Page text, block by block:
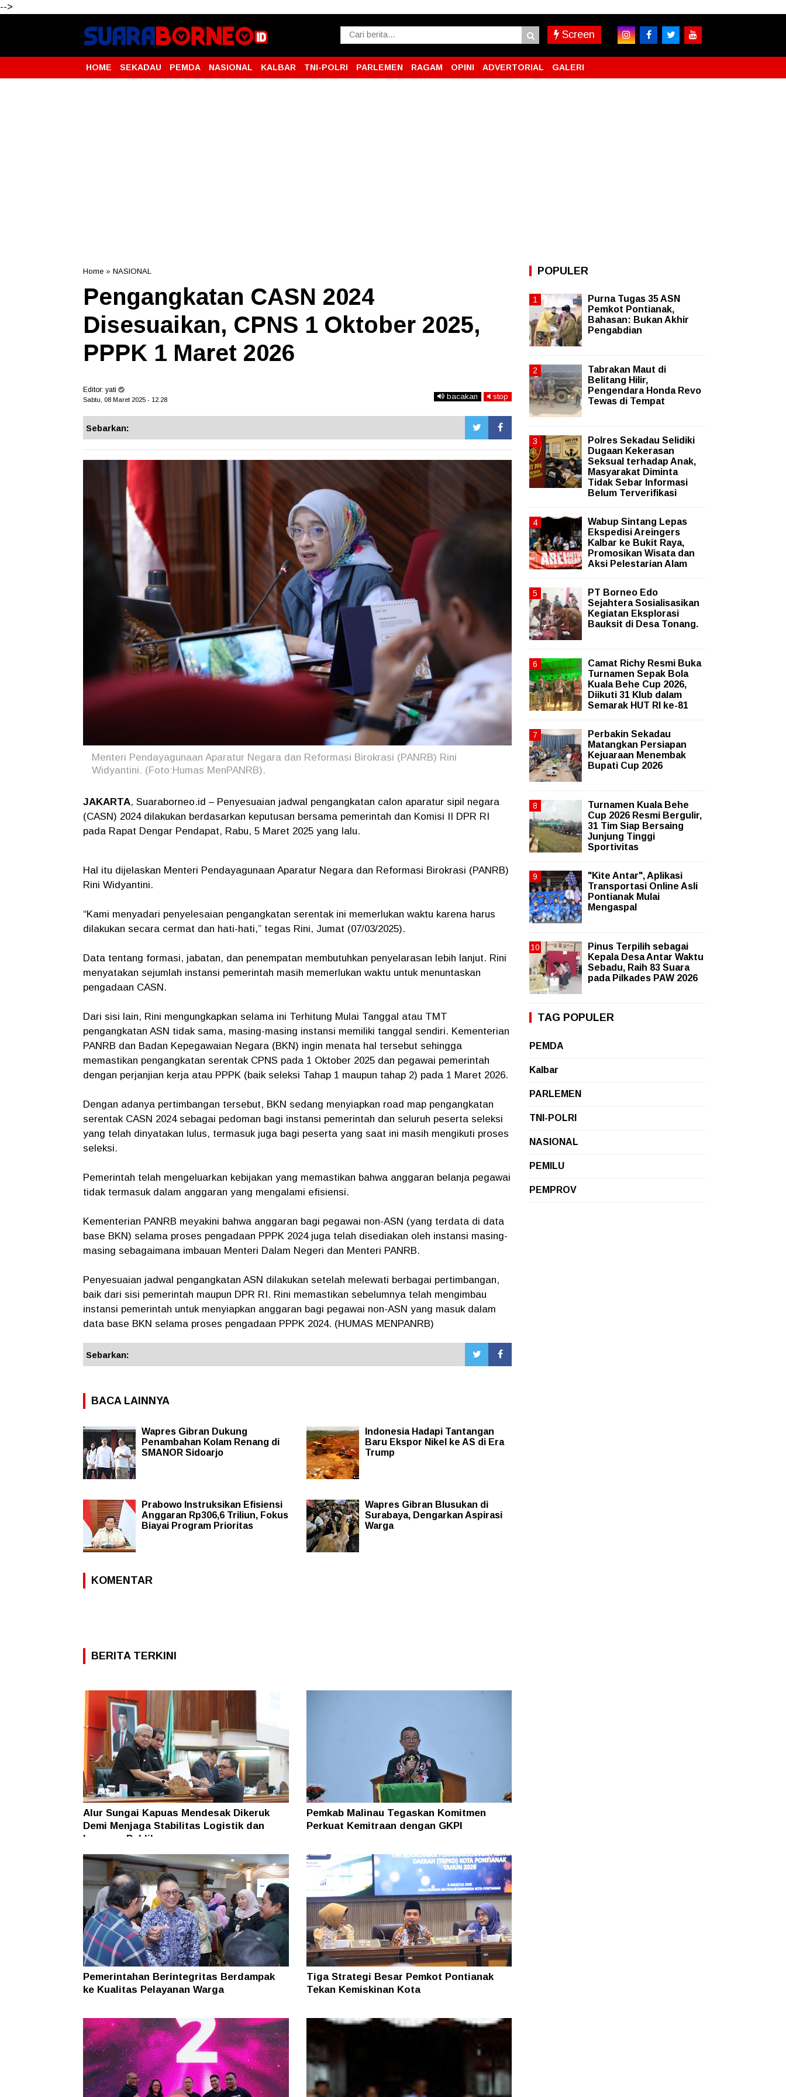
-->
Screen
HOME SEKADAU PEMDA NASIONAL KALBAR TNI-POLRI PARLEMEN RAGAM OPINI ADVERTORIAL GALERI
Home » NASIONAL
Pengangkatan CASN 2024
Disesuaikan, CPNS 1 Oktober 2025,
PPPK 1 Maret 2026
Editor: yati
Sabtu, 08 Maret 2025 - 12.28 bacakan stop
Sebarkan:
Menteri Pendayagunaan Aparatur Negara dan Reformasi Birokrasi (PANRB) Rini
Widyantini. (Foto:Humas MenPANRB).
JAKARTA, Suaraborneo.id – Penyesuaian jadwal pengangkatan calon aparatur sipil negara
(CASN) 2024 dilakukan berdasarkan keputusan bersama pemerintah dan Komisi II DPR RI
pada Rapat Dengar Pendapat, Rabu, 5 Maret 2025 yang lalu.
Hal itu dijelaskan Menteri Pendayagunaan Aparatur Negara dan Reformasi Birokrasi (PANRB)
Rini Widyantini.
“Kami menyadari penyelesaian pengangkatan serentak ini memerlukan waktu karena harus
dilakukan secara cermat dan hati-hati,” tegas Rini, Jumat (07/03/2025).
Data tentang formasi, jabatan, dan penempatan membutuhkan penyelarasan lebih lanjut. Rini
menyatakan sejumlah instansi pemerintah masih memerlukan waktu untuk menuntaskan
pengadaan CASN.
Dari sisi lain, Rini mengungkapkan selama ini Terhitung Mulai Tanggal atau TMT
pengangkatan ASN tidak sama, masing-masing instansi memiliki tanggal sendiri. Kementerian
PANRB dan Badan Kepegawaian Negara (BKN) ingin menata hal tersebut sehingga
memastikan pengangkatan serentak CPNS pada 1 Oktober 2025 dan pegawai pemerintah
dengan perjanjian kerja atau PPPK (baik seleksi Tahap 1 maupun tahap 2) pada 1 Maret 2026.
Dengan adanya pertimbangan tersebut, BKN sedang menyiapkan road map pengangkatan
serentak CASN 2024 sebagai pedoman bagi instansi pemerintah dan seluruh peserta seleksi
yang telah dinyatakan lulus, termasuk juga bagi peserta yang saat ini masih mengikuti proses
seleksi.
Pemerintah telah mengeluarkan kebijakan yang memastikan bahwa anggaran belanja pegawai
tidak termasuk dalam anggaran yang mengalami efisiensi.
Kementerian PANRB meyakini bahwa anggaran bagi pegawai non-ASN (yang terdata di data
base BKN) selama proses pengadaan PPPK 2024 juga telah disediakan oleh instansi masing-
masing sebagaimana imbauan Menteri Dalam Negeri dan Menteri PANRB.
Penyesuaian jadwal pengangkatan ASN dilakukan setelah melewati berbagai pertimbangan,
baik dari sisi pemerintah maupun DPR RI. Rini memastikan sebelumnya telah mengimbau
instansi pemerintah untuk menyiapkan anggaran bagi pegawai non-ASN yang masuk dalam
data base BKN selama proses pengadaan PPPK 2024. (HUMAS MENPANRB)
Sebarkan:
BACA LAINNYA
Wapres Gibran Dukung
Penambahan Kolam Renang di
SMANOR Sidoarjo
Indonesia Hadapi Tantangan
Baru Ekspor Nikel ke AS di Era
Trump
Prabowo Instruksikan Efisiensi
Anggaran Rp306,6 Triliun, Fokus
Biayai Program Prioritas
Wapres Gibran Blusukan di
Surabaya, Dengarkan Aspirasi
Warga
KOMENTAR
BERITA TERKINI
Alur Sungai Kapuas Mendesak Dikeruk
Demi Menjaga Stabilitas Logistik dan
Layanan Publik
Pemkab Malinau Tegaskan Komitmen
Perkuat Kemitraan dengan GKPI
Pemerintahan Berintegritas Berdampak
ke Kualitas Pelayanan Warga
Tiga Strategi Besar Pemkot Pontianak
Tekan Kemiskinan Kota
POPULER
Purna Tugas 35 ASN
Pemkot Pontianak,
Bahasan: Bukan Akhir
Pengabdian
Tabrakan Maut di
Belitang Hilir,
Pengendara Honda Revo
Tewas di Tempat
Polres Sekadau Selidiki
Dugaan Kekerasan
Seksual terhadap Anak,
Masyarakat Diminta
Tidak Sebar Informasi
Belum Terverifikasi
Wabup Sintang Lepas
Ekspedisi Areingers
Kalbar ke Bukit Raya,
Promosikan Wisata dan
Aksi Pelestarian Alam
PT Borneo Edo
Sejahtera Sosialisasikan
Kegiatan Eksplorasi
Bauksit di Desa Tonang.
Camat Richy Resmi Buka
Turnamen Sepak Bola
Kuala Behe Cup 2026,
Diikuti 31 Klub dalam
Semarak HUT RI ke-81
Perbakin Sekadau
Matangkan Persiapan
Kejuaraan Menembak
Bupati Cup 2026
Turnamen Kuala Behe
Cup 2026 Resmi Bergulir,
31 Tim Siap Bersaing
Junjung Tinggi
Sportivitas
"Kite Antar", Aplikasi
Transportasi Online Asli
Pontianak Mulai
Mengaspal
Pinus Terpilih sebagai
Kepala Desa Antar Waktu
Sebadu, Raih 83 Suara
pada Pilkades PAW 2026
TAG POPULER
PEMDA
Kalbar
PARLEMEN
TNI-POLRI
NASIONAL
PEMILU
PEMPROV